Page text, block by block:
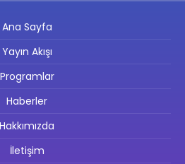
Ana Sayfa
Yayın Akışı
Programlar
Haberler
Hakkımızda
İletişim